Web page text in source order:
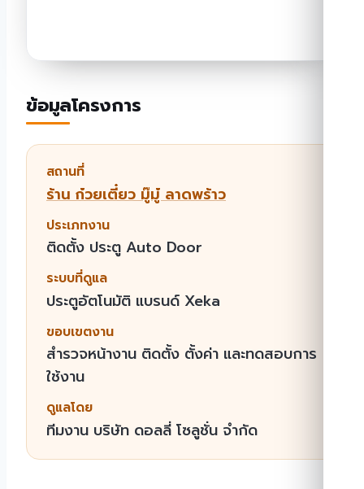
ข้อมูลโครงการ
สถานที่
ร้าน ก๋วยเตี๋ยว มู๊มู๋ ลาดพร้าว
ประเภทงาน
ติดตั้ง ประตู Auto Door
ระบบที่ดูแล
ประตูอัตโนมัติ แบรนด์ Xeka
ขอบเขตงาน
สำรวจหน้างาน ติดตั้ง ตั้งค่า และทดสอบการ
ใช้งาน
ดูแลโดย
ทีมงาน บริษัท ดอลลี่ โซลูชั่น จำกัด